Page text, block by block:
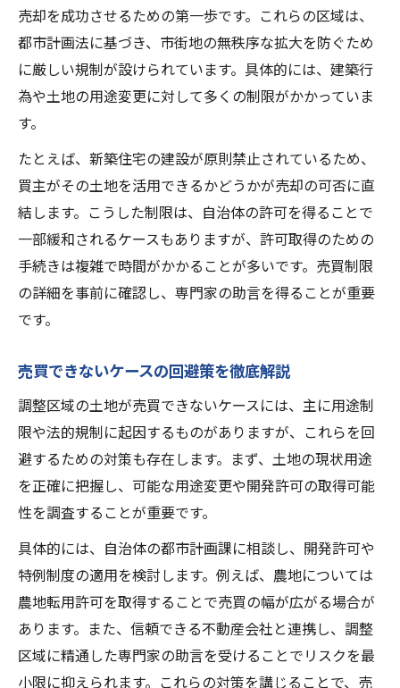
売却を成功させるための第一歩です。これらの区域は、
都市計画法に基づき、市街地の無秩序な拡大を防ぐため
に厳しい規制が設けられています。具体的には、建築行
為や土地の用途変更に対して多くの制限がかかっていま
す。
たとえば、新築住宅の建設が原則禁止されているため、
買主がその土地を活用できるかどうかが売却の可否に直
結します。こうした制限は、自治体の許可を得ることで
一部緩和されるケースもありますが、許可取得のための
手続きは複雑で時間がかかることが多いです。売買制限
の詳細を事前に確認し、専門家の助言を得ることが重要
です。
売買できないケースの回避策を徹底解説
調整区域の土地が売買できないケースには、主に用途制
限や法的規制に起因するものがありますが、これらを回
避するための対策も存在します。まず、土地の現状用途
を正確に把握し、可能な用途変更や開発許可の取得可能
性を調査することが重要です。
具体的には、自治体の都市計画課に相談し、開発許可や
特例制度の適用を検討します。例えば、農地については
農地転用許可を取得することで売買の幅が広がる場合が
あります。また、信頼できる不動産会社と連携し、調整
区域に精通した専門家の助言を受けることでリスクを最
小限に抑えられます。これらの対策を講じることで、売